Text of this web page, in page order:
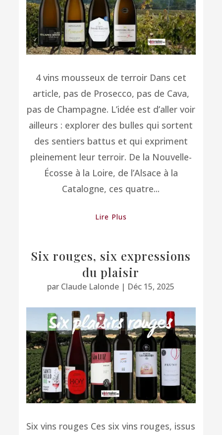
4 vins mousseux de terroir Dans cet
article, pas de Prosecco, pas de Cava,
pas de Champagne. L’idée est d’aller voir
ailleurs : explorer des bulles qui sortent
des sentiers battus et qui expriment
pleinement leur terroir. De la Nouvelle-
Écosse à la Loire, de l’Alsace à la
Catalogne, ces quatre...
Lire Plus
Six rouges, six expressions
du plaisir
par Claude Lalonde | Déc 15, 2025
Six vins rouges Ces six vins rouges, issus